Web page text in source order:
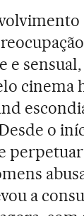
e
cinema
o
a